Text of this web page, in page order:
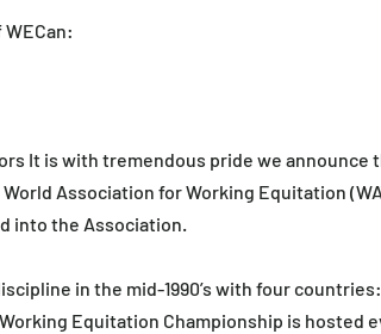
It is with tremendous pride we announce
Association for Working Equitation
into the Association.
in the mid-1990’s with four
Equitation Championship is hosted